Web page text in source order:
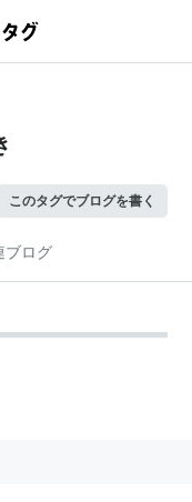
このタグでブログを書く
ブログ